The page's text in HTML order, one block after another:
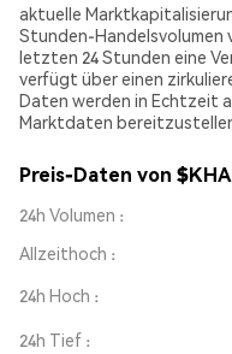
aktuelle
Stunden-Handelsvolumen
letzten 24 Stunden eine
verfügt über einen
Daten werden in Echtzeit
Marktdaten
Preis-Daten von
24h Volumen
Allzeithoch
24h Hoch
24h Tief